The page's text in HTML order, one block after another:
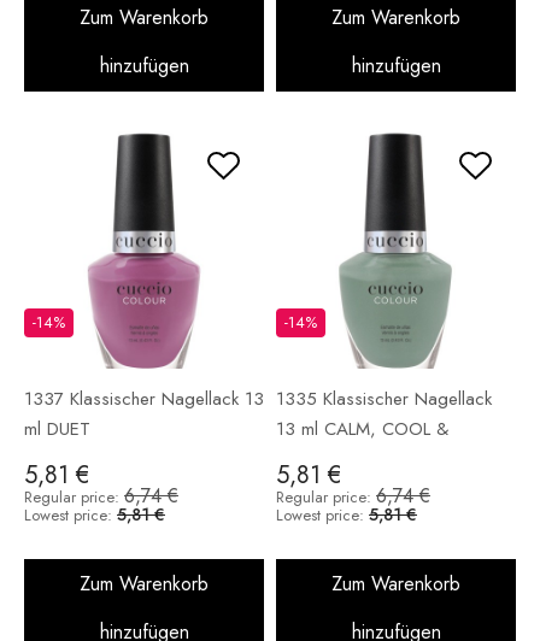
Zum Warenkorb
hinzufügen
Zum Warenkorb
hinzufügen
1337 Klassischer Nagellack 13
ml DUET
5,81 €
-14%
Regular price: 6,74 €
Lowest price: 5,81 €
Zum Warenkorb
hinzufügen
1335 Klassischer Nagellack
13 ml CALM, COOL &
COLLECTED
5,81 €
-14%
Regular price: 6,74 €
Lowest price: 5,81 €
Zum Warenkorb
hinzufügen